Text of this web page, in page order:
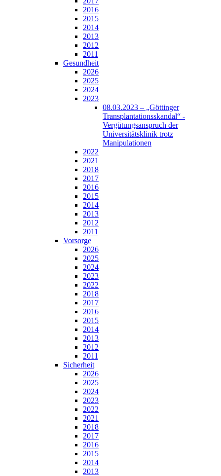
2016
2015
2014
2013
2012
2011
Gesundheit
2026
2025
2024
2023
08.03.2023 – „Göttinger
Transplantationsskandal“ -
Vergütungsanspruch der
Universitätsklinik trotz
Manipulationen
2022
2021
2018
2017
2016
2015
2014
2013
2012
2011
Vorsorge
2026
2025
2024
2023
2022
2018
2017
2016
2015
2014
2013
2012
2011
Sicherheit
2026
2025
2024
2023
2022
2021
2018
2017
2016
2015
2014
2013